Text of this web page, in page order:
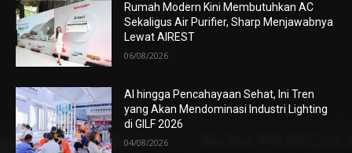
Rumah Modern Kini Membutuhkan AC
Sekaligus Air Purifier, Sharp Menjawabnya
Lewat AIREST
06/08/2026
AI hingga Pencahayaan Sehat, Ini Tren
yang Akan Mendominasi Industri Lighting
di GILF 2026
04/08/2026